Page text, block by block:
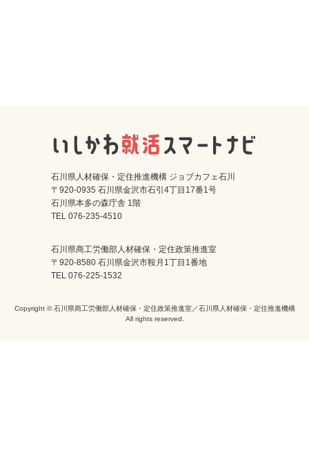
石川県人材確保・定住推進機構 ジョブカフェ石川
〒920-0935 石川県金沢市石引4丁目17番1号
石川県本多の森庁舎 1階
TEL 076-235-4510
石川県商工労働部人材確保・定住政策推進室
〒920-8580 石川県金沢市鞍月1丁目1番地
TEL 076-225-1532
Copyright © 石川県商工労働部人材確保・定住政策推進室／石川県人材確保・定住推進機構
All rights reserved.